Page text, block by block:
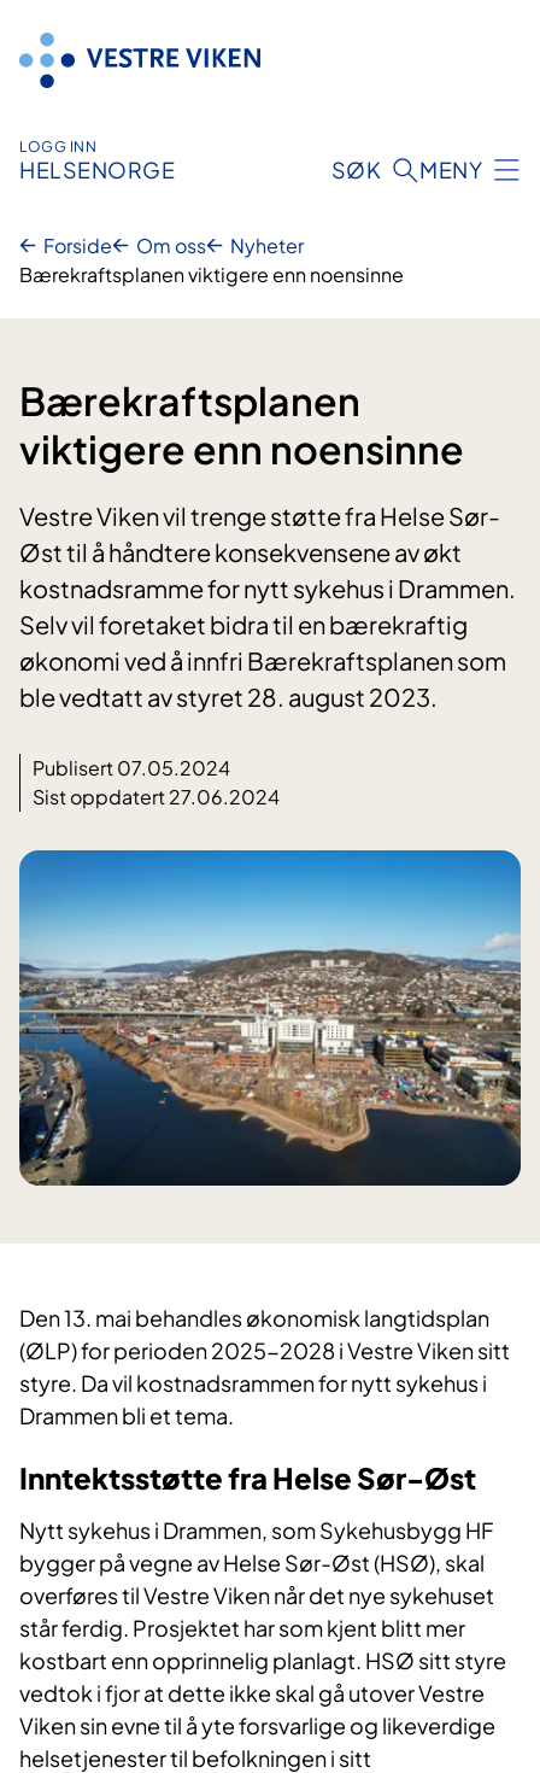
innhold
LOGG INN
HELSENORGE SØK MENY
Forside Om oss
Nyheter
Bærekraftsplanen viktigere enn noensinne
Bærekraftsplanen
viktigere enn noensinne
Vestre Viken vil trenge støtte fra Helse Sør-
Øst til å håndtere konsekvensene av økt
kostnadsramme for nytt sykehus i Drammen.
Selv vil foretaket bidra til en bærekraftig
økonomi ved å innfri Bærekraftsplanen som
ble vedtatt av styret 28. august 2023.
Publisert 07.05.2024
Sist oppdatert 27.06.2024
Den 13. mai behandles økonomisk langtidsplan
(ØLP) for perioden 2025-2028 i Vestre Viken sitt
styre. Da vil kostnadsrammen for nytt sykehus i
Drammen bli et tema.
Inntektsstøttefra Helse Sør-Øst
Nytt sykehus i Drammen, som Sykehusbygg HF
bygger på vegne av Helse Sør-Øst (HSØ), skal
overføres til Vestre Viken når det nye sykehuset
står ferdig. Prosjektet har som kjent blitt mer
kostbart enn opprinnelig planlagt. HSØ sitt styre
vedtok i fjor at dette ikke skal gå utover Vestre
Viken sin evne til å yte forsvarlige og likeverdige
helsetjenester til befolkningen i sitt